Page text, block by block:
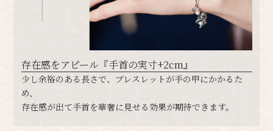
存在感をアピール『手首の実寸+2cm』
​​少し余裕のある長さで、ブレスレットが手の甲にかかるた
め、
存在感が出て手首を華奢に見せる効果が期待できます。